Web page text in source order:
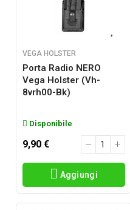
VEGA HOLSTER
Porta Radio NERO
Vega Holster (vh-
8vrh00-Bk)
Disponibile
9,90 €
Aggiungi